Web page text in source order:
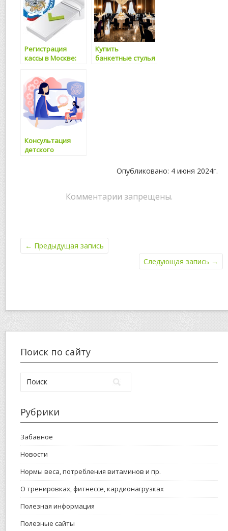
полезная
информация от
1Кредитбюро
Сагамет
Регистрация
кассы в Москве:
порядок
Купить
банкетные стулья
Консультация
детского
Опубликовано: 4 июня 2024г.
Комментарии запрещены.
← Предыдущая запись
Следующая запись →
Поиск по сайту
Рубрики
Забавное
Новости
Нормы веса, потребления витаминов и пр.
О тренировках, фитнессе, кардионагрузках
Полезная информация
Полезные сайты